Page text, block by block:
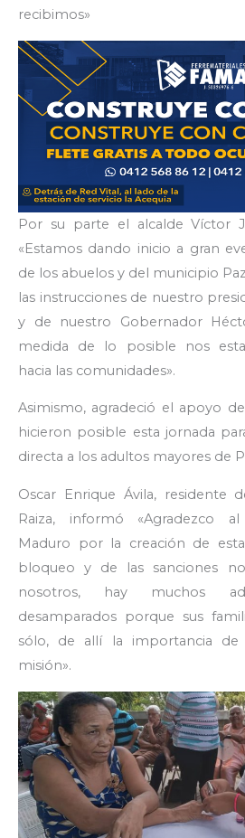
recibimos»
Por su parte el alcalde Víctor
«Estamos dando inicio a gran
de los abuelos y del municipio
las instrucciones de nuestro
y de nuestro Gobernador
medida de lo posible nos
hacia las comunidades».
Asimismo, agradeció el apoyo
hicieron posible esta jornada
directa a los adultos mayores de
Oscar Enrique Ávila, residente
Raiza, informó «Agradezco
Maduro por la creación de
bloqueo y de las sanciones
nosotros, hay muchos
desamparados porque sus
sólo, de allí la importancia de
misión».